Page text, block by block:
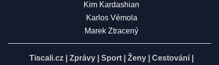
Kim Kardashian
Karlos Vémola
Marek Ztracený
Tiscali.cz Zprávy Sport Ženy Cestování